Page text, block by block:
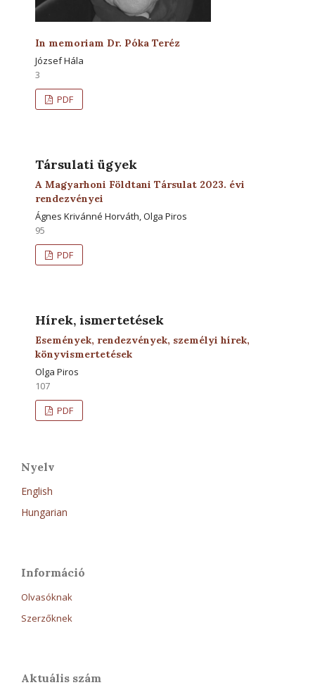
In memoriam Dr. Póka Teréz
József Hála
3
PDF
Társulati ügyek
A Magyarhoni Földtani Társulat 2023. évi
rendezvényei
Ágnes Krivánné Horváth, Olga Piros
95
PDF
Hírek, ismertetések
Események, rendezvények, személyi hírek,
könyvismertetések
Olga Piros
107
PDF
Nyelv
English
Hungarian
Információ
Olvasóknak
Szerzőknek
Aktuális szám